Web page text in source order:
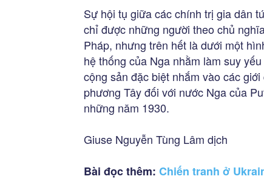
Sự hội tụ giữa các chính trị gia dân
chỉ được những người theo chủ
Pháp, nhưng trên hết là dưới một
hệ thống của Nga nhằm làm suy
cộng sản đặc biệt nhắm vào các
phương Tây đối với nước Nga của
những năm 1930.
Giuse Nguyễn Tùng Lâm dịch
Bài đọc thêm: Chiến tranh ở